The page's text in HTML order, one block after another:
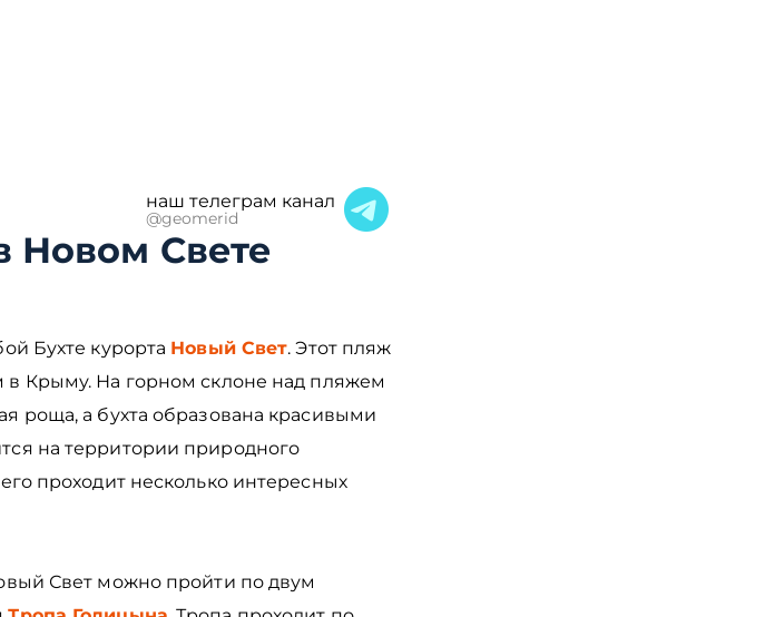
наш телеграм канал
@geomerid
Новом Свете
Бухте курорта Новый Свет. Этот пляж
Крыму. На горном склоне над пляжем
роща, а бухта образована красивыми
на территории природного
проходит несколько интересных
Свет можно пройти по двум